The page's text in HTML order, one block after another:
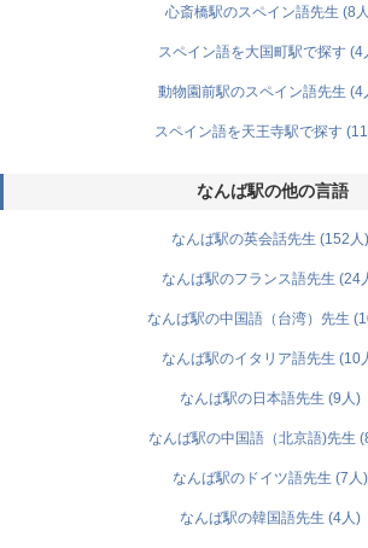
心斎橋駅のスペイン語先生 (8
スペイン語を大国町駅で探す (4
動物園前駅のスペイン語先生 (4
スペイン語を天王寺駅で探す
なんば駅の他の言語
なんば駅の英会話先生 (152人)
なんば駅のフランス語先生 (24
なんば駅の中国語（台湾）先生
なんば駅のイタリア語先生 (10
なんば駅の日本語先生 (9人)
なんば駅の中国語（北京語)先生
なんば駅のドイツ語先生 (7人)
なんば駅の韓国語先生 (4人)